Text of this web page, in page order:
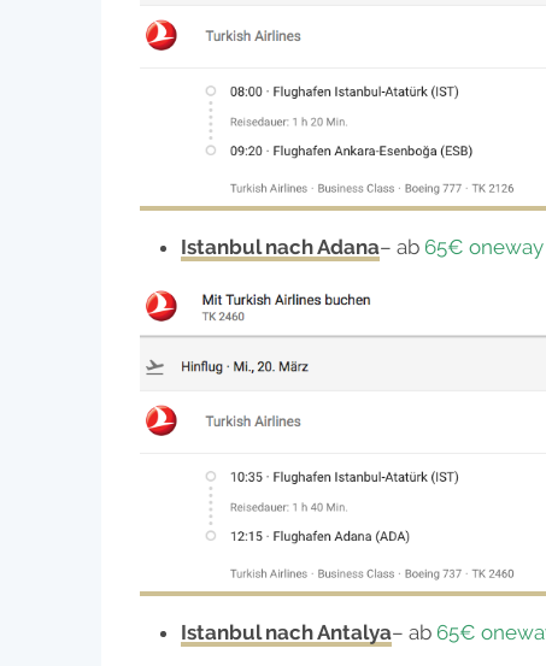
Istanbul nach Adana– ab 65€ oneway
Istanbul nach Antalya– ab 65€